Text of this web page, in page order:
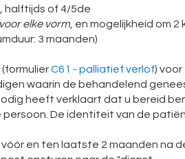
halftijds of 4/5de
voor elke vorm, en mogelijkheid om 2
3 maanden)
C61 - palliatief verlof) voor
waarin de behandelend
heeft verklaart dat u bereid
De identiteit van de
vóór en ten laatste 2 maanden na